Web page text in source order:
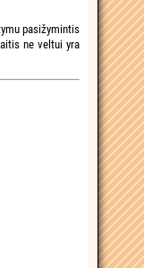
pasižymintis
ne veltui yra